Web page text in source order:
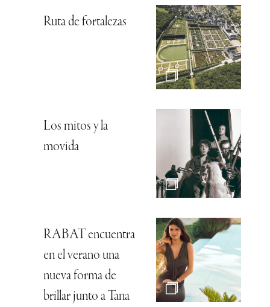
Ruta de fortalezas
Los mitos y la
movida
RABAT encuentra
en el verano una
nueva forma de
brillar junto a Tana